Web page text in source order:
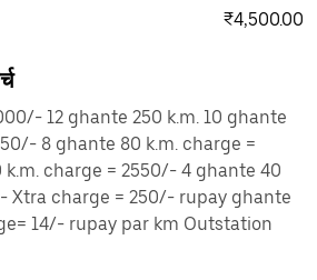
₹4,500.00
12 ghante 250 k.m. 10 ghante
8 ghante 80 k.m. charge =
charge = 2550/- 4 ghante 40
Xtra charge = 250/- rupay ghante
14/- rupay par km Outstation